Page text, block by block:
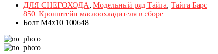
ДЛЯ СНЕГОХОДА, Модельный ряд Тайга, Тайга Барс
850, Кронштейн маслоохладителя в сборе
Болт М4х10 100648